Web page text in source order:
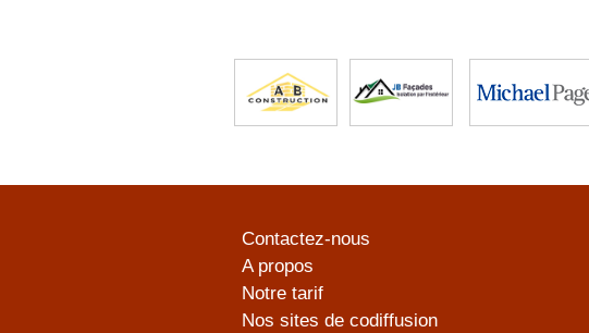
Contactez-nous
A propos
Notre tarif
Nos sites de codiffusion